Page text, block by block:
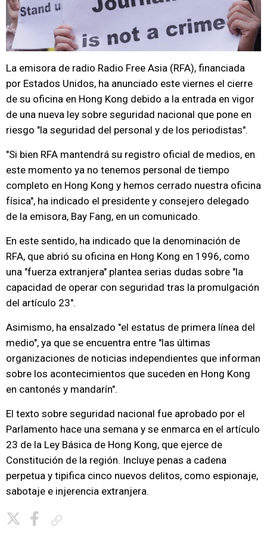
La emisora de radio Radio Free Asia (RFA), financiada
por Estados Unidos, ha anunciado este viernes el cierre
de su oficina en Hong Kong debido a la entrada en vigor
de una nueva ley sobre seguridad nacional que pone en
riesgo "la seguridad del personal y de los periodistas".
"Si bien RFA mantendrá su registro oficial de medios, en
este momento ya no tenemos personal de tiempo
completo en Hong Kong y hemos cerrado nuestra oficina
física", ha indicado el presidente y consejero delegado
de la emisora, Bay Fang, en un comunicado.
En este sentido, ha indicado que la denominación de
RFA, que abrió su oficina en Hong Kong en 1996, como
una "fuerza extranjera" plantea serias dudas sobre "la
capacidad de operar con seguridad tras la promulgación
del artículo 23".
Asimismo, ha ensalzado "el estatus de primera línea del
medio", ya que se encuentra entre "las últimas
organizaciones de noticias independientes que informan
sobre los acontecimientos que suceden en Hong Kong
en cantonés y mandarín".
El texto sobre seguridad nacional fue aprobado por el
Parlamento hace una semana y se enmarca en el artículo
23 de la Ley Básica de Hong Kong, que ejerce de
Constitución de la región. Incluye penas a cadena
perpetua y tipifica cinco nuevos delitos, como espionaje,
sabotaje e injerencia extranjera.